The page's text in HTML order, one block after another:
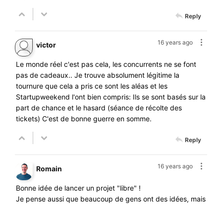
Reply
16 years ago
victor
Le monde réel c'est pas cela, les concurrents ne se font
pas de cadeaux.. Je trouve absolument légitime la
tournure que cela a pris ce sont les aléas et les
Startupweekend l'ont bien compris: Ils se sont basés sur la
part de chance et le hasard (séance de récolte des
tickets) C'est de bonne guerre en somme.
Reply
16 years ago
Romain
Bonne idée de lancer un projet "libre" !
Je pense aussi que beaucoup de gens ont des idées, mais